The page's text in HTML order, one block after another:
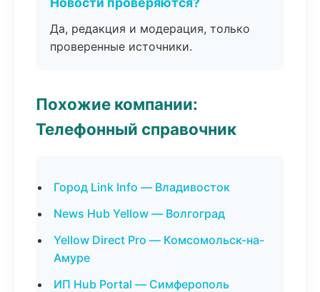
Да, редакция и модерация, только
проверенные источники.
Похожие компании:
Телефонный справочник
Город Link Info — Владивосток
News Hub Yellow — Волгоград
Yellow Direct Pro — Комсомольск-на-
Амуре
ИП Hub Portal — Симферополь